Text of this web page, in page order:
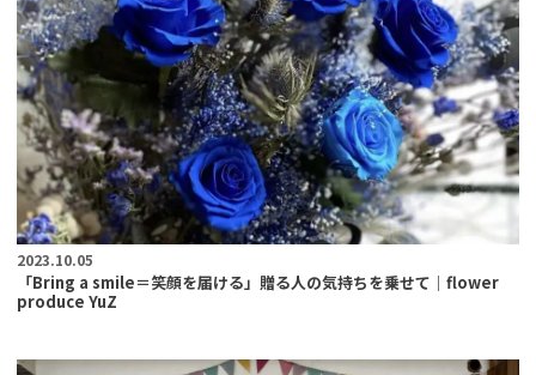
2023.10.05
「Bring a smile＝笑顔を届ける」贈る人の気持ちを乗せて｜flower
produce YuZ